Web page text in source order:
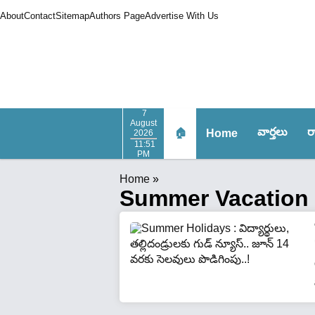
AboutContactSitemapAuthors PageAdvertise With Us
7
August
2026
11:51
PM
🏠 Home వార్త‌లు
Home »
Summer